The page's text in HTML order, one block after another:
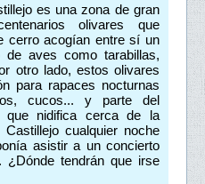
es una zona de gran
olivares que
cerro acogían entre sí un
de aves como tarabillas,
otro lado, estos olivares
para rapaces nocturnas
cucos... y parte del
que nidifica cerca de la
cualquier noche
asistir a un concierto
tendrán que irse